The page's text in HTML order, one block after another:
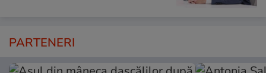
PARTENERI